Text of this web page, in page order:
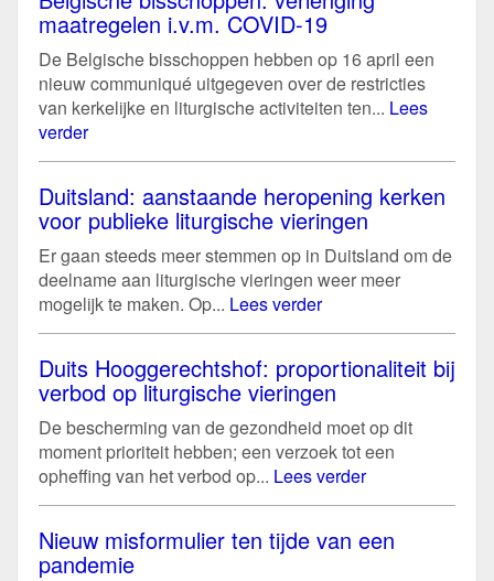
maatregelen i.v.m. COVID-19
De Belgische bisschoppen hebben op 16 april een
nieuw communiqué uitgegeven over de restricties
van kerkelijke en liturgische activiteiten ten... Lees
verder
Duitsland: aanstaande heropening kerken
voor publieke liturgische vieringen
Er gaan steeds meer stemmen op in Duitsland om de
deelname aan liturgische vieringen weer meer
mogelijk te maken. Op... Lees verder
Duits Hooggerechtshof: proportionaliteit bij
verbod op liturgische vieringen
De bescherming van de gezondheid moet op dit
moment prioriteit hebben; een verzoek tot een
opheffing van het verbod op... Lees verder
Nieuw misformulier ten tijde van een
pandemie